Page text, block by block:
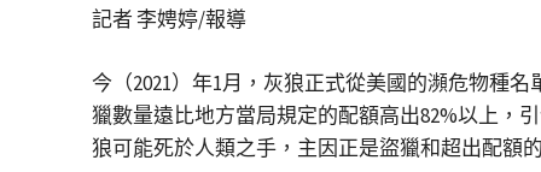
記者 李娉婷/報導
今（2021）年1月，灰狼正式從美國的瀕危物種
獵數量遠比地方當局規定的配額高出82%以上，
狼可能死於人類之手，主因正是盜獵和超出配額